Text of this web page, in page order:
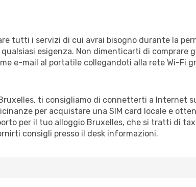
tutti i servizi di cui avrai bisogno durante la
esigenza. Non dimenticarti di
e-mail al portatile collegandoti alla rete Wi-Fi
ti consigliamo di connetterti a Internet
per acquistare una SIM card locale e
per il tuo alloggio Bruxelles, che si tratti di
consigli presso il desk informazioni.